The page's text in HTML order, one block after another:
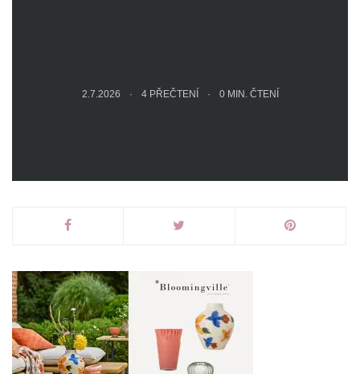
2.7.2026 4 PŘEČTENÍ 0 MIN. ČTENÍ